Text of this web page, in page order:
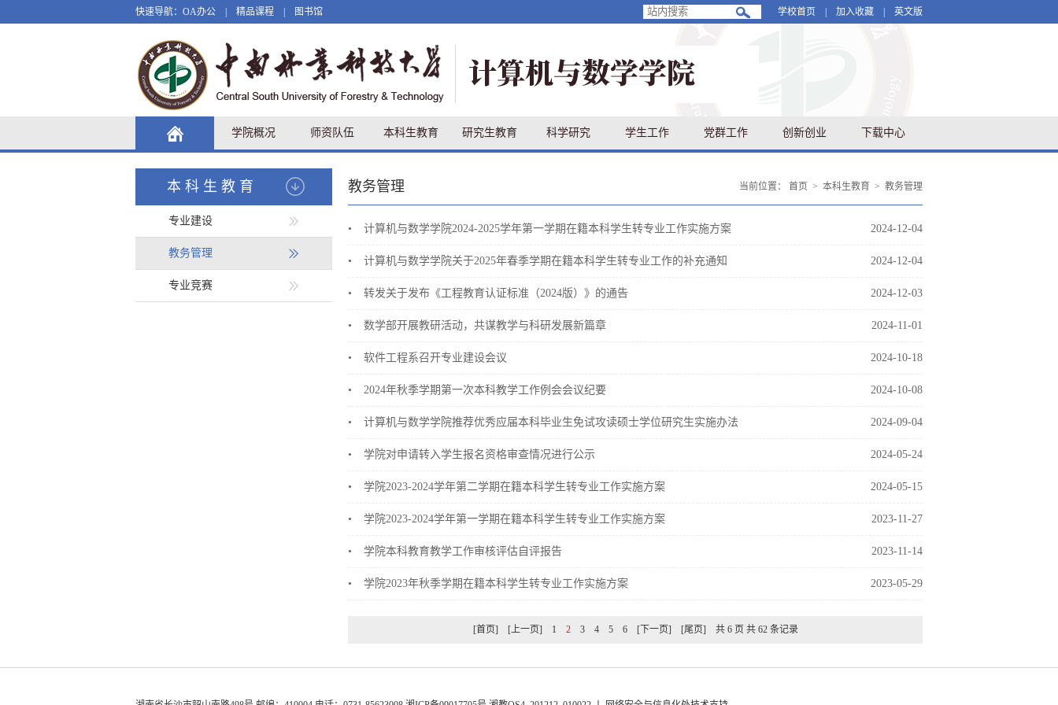
快速导航： OA办公 精品课程 图书馆 学校首页 加入收藏 英文版
学院概况 师资队伍 本科生教育 研究生教育 科学研究 学生工作 党群工作 创新创业 下载中心
本科生教育
专业建设
教务管理
专业竞赛
教务管理 当前位置： 首页 > 本科生教育 > 教务管理
• 计算机与数学学院2024-2025学年第一学期在籍本科学生转专业工作实施方案 2024-12-04
• 计算机与数学学院关于2025年春季学期在籍本科学生转专业工作的补充通知 2024-12-04
• 转发关于发布《工程教育认证标准（2024版）》的通告 2024-12-03
• 数学部开展教研活动，共谋教学与科研发展新篇章 2024-11-01
• 软件工程系召开专业建设会议 2024-10-18
• 2024年秋季学期第一次本科教学工作例会会议纪要 2024-10-08
• 计算机与数学学院推荐优秀应届本科毕业生免试攻读硕士学位研究生实施办法 2024-09-04
• 学院对申请转入学生报名资格审查情况进行公示 2024-05-24
• 学院2023-2024学年第二学期在籍本科学生转专业工作实施方案 2024-05-15
• 学院2023-2024学年第一学期在籍本科学生转专业工作实施方案 2023-11-27
• 学院本科教育教学工作审核评估自评报告 2023-11-14
• 学院2023年秋季学期在籍本科学生转专业工作实施方案 2023-05-29
[首页] [上一页] 1 2 3 4 5 6 [下一页] [尾页] 共 6 页 共 62 条记录